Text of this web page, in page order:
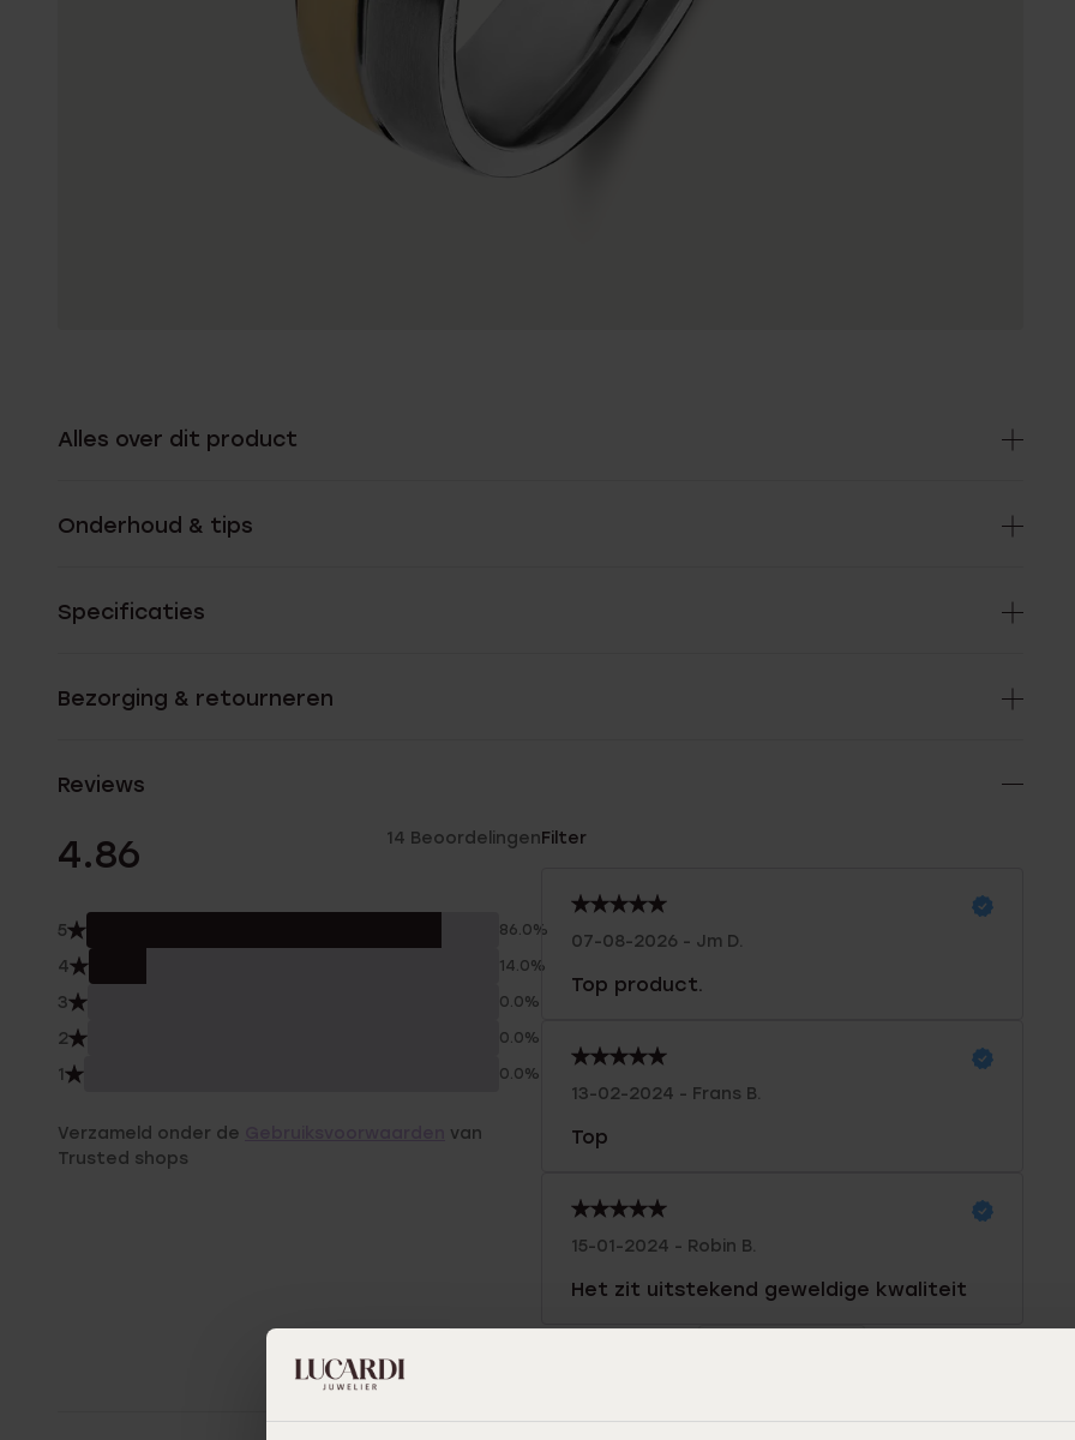
Alles over dit product
Onderhoud & tips
Specificaties
Bezorging & retourneren
Reviews
4.86 14 Beoordelingen
5 86.0%
4 14.0%
3 0.0%
2 0.0%
1 0.0%
Verzameld onder de
van
Trusted shops
Filter
07-08-2026 - Jm D.
Top product.
13-02-2024 - Frans B.
Top
15-01-2024 - Robin B.
Het zit uitstekend geweldige kwaliteit